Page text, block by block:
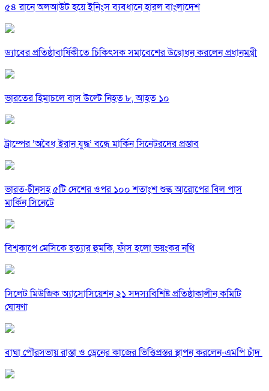
৫৪ রানে অলআউট হয়ে ইনিংস ব্যবধানে হারল বাংলাদেশ
ড্যাবের প্রতিষ্ঠাবার্ষিকীতে চিকিৎসক সমাবেশের উদ্বোধন করলেন প্রধানমন্ত্রী
ভারতের হিমাচলে বাস উল্টে নিহত ৮, আহত ১০
ট্রাম্পের ‘অবৈধ ইরান যুদ্ধ’ বন্ধে মার্কিন সিনেটরদের প্রস্তাব
ভারত-চীনসহ ৫টি দেশের ওপর ১০০ শতাংশ শুল্ক আরোপের বিল পাস
মার্কিন সিনেটে
বিশ্বকাপে মেসিকে হত্যার হুমকি, ফাঁস হলো ভয়ংকর নথি
সিলেট মিউজিক অ্যাসোসিয়েশন ২১ সদস্যবিশিষ্ট প্রতিষ্ঠাকালীন কমিটি
ঘোষণা
বাঘা পৌরসভায় রাস্তা ও ড্রেনের কাজের ভিত্তিপ্রস্তর স্থাপন করলেন-এমপি চাঁদ